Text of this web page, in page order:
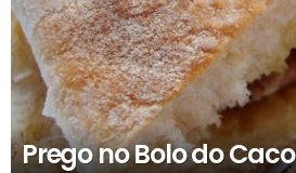
Prego no Bolo do Caco